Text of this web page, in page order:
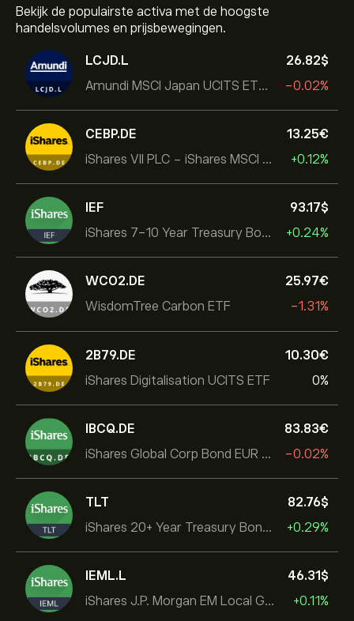
Bekijk de populairste activa met de hoogste
handelsvolumes en prijsbewegingen.
LCJD.L
Amundi MSCI Japan UCITS ETF Acc
26.82‎$‎
-0.02%
CEBP.DE
iShares VII PLC - iShares MSCI EMU USD Hedged UCITS ETF
13.25‎€‎
+0.12%
IEF
iShares 7-10 Year Treasury Bond ETF
93.17‎$‎
+0.24%
WCO2.DE
WisdomTree Carbon ETF
25.97‎€‎
-1.31%
2B79.DE
iShares Digitalisation UCITS ETF
10.30‎€‎
0%
IBCQ.DE
iShares Global Corp Bond EUR Hedged UCITS ETF Dist
83.83‎€‎
-0.02%
TLT
iShares 20+ Year Treasury Bond ETF
82.76‎$‎
+0.29%
IEML.L
iShares J.P. Morgan EM Local Govt Bond UCITS ETF
46.31‎$‎
+0.11%